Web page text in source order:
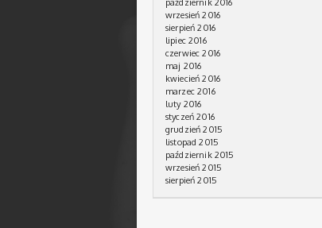
październik 2016
wrzesień 2016
sierpień 2016
lipiec 2016
czerwiec 2016
maj 2016
kwiecień 2016
marzec 2016
luty 2016
styczeń 2016
grudzień 2015
listopad 2015
październik 2015
wrzesień 2015
sierpień 2015